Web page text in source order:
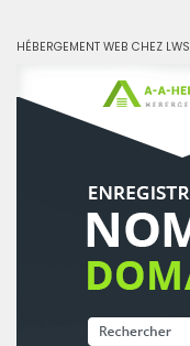
HÉBERGEMENT WEB CHEZ LWS